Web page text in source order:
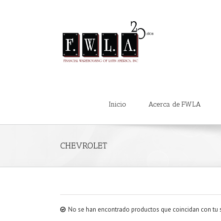
Inicio Acerca de FWLA
CHEVROLET
No se han encontrado productos que coincidan con tu